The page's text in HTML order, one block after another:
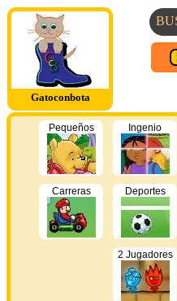
Gatoconbota
Pequeños Ingenio
Carreras Deportes
2 Jugadores